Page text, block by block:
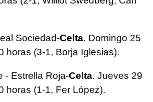
Sociedad-Celta. Domingo 25
horas (3-1, Borja Iglesias).
- Estrella Roja-Celta. Jueves 29
horas (1-1, Fer López).